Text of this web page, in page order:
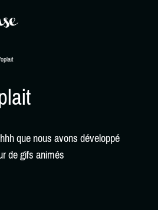
que nous avons développé
de gifs animés